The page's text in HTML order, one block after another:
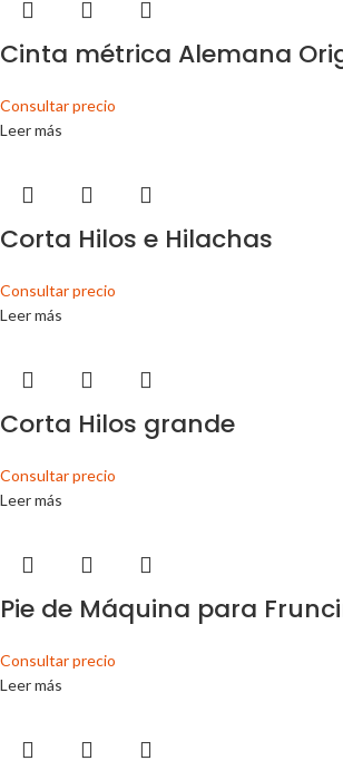
Cinta métrica Alemana
Consultar precio
Leer más
Corta Hilos e Hilachas
Consultar precio
Leer más
Corta Hilos grande
Consultar precio
Leer más
Pie de Máquina para
Consultar precio
Leer más